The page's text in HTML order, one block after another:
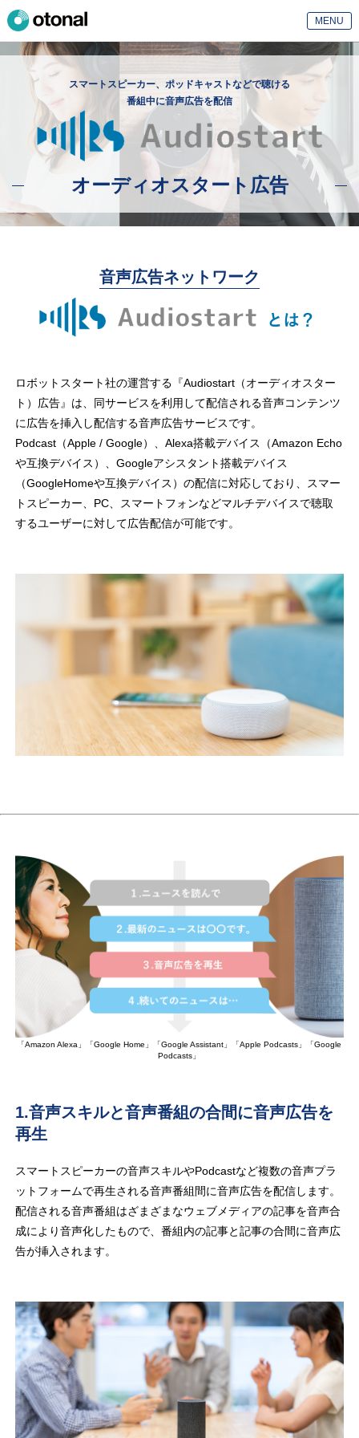
MENU
スマートスピーカー、ポッドキャストなどで聴ける
番組中に音声広告を配信
オーディオスタート広告
音声広告ネットワーク
ロボットスタート社の運営する『Audiostart（オーディオスター
ト）広告』は、同サービスを利用して配信される音声コンテンツ
に広告を挿入し配信する音声広告サービスです。
Podcast（Apple / Google）、Alexa搭載デバイス（Amazon Echo
や互換デバイス）、Googleアシスタント搭載デバイス
（GoogleHomeや互換デバイス）の配信に対応しており、スマー
トスピーカー、PC、スマートフォンなどマルチデバイスで聴取
するユーザーに対して広告配信が可能です。
「Amazon Alexa」「Google Home」「Google Assistant」「Apple Podcasts」「Google
Podcasts」
1.音声スキルと音声番組の合間に音声広告を
再生
スマートスピーカーの音声スキルやPodcastなど複数の音声プラ
ットフォームで再生される音声番組間に音声広告を配信します。
配信される音声番組はざまざまなウェブメディアの記事を音声合
成により音声化したもので、番組内の記事と記事の合間に音声広
告が挿入されます。